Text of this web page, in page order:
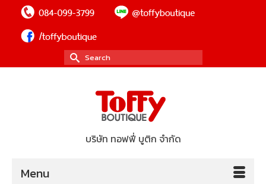
Search
for:
บริษัท ทอฟฟี่ บูติก จำกัด
Menu